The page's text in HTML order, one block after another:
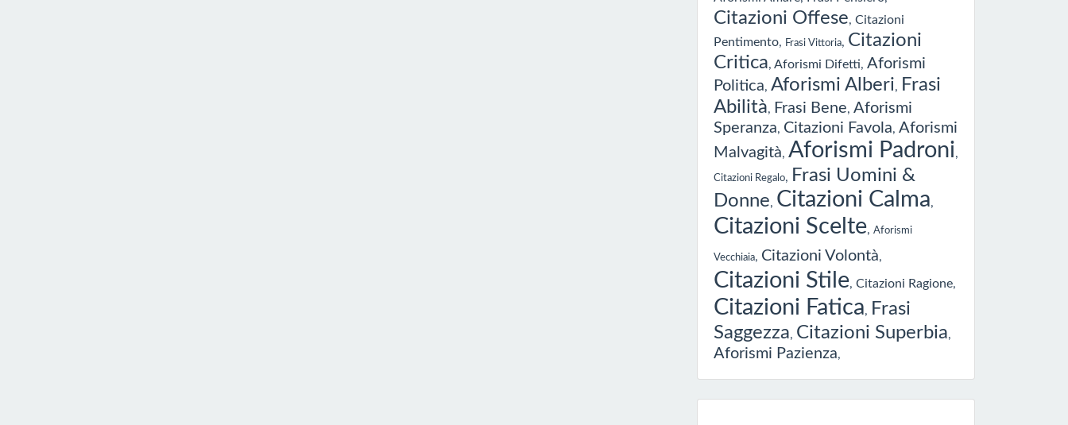
Citazioni Offese, Citazioni
Pentimento, Frasi Vittoria, Citazioni
Critica, Aforismi Difetti, Aforismi
Politica, Aforismi Alberi, Frasi
Abilità, Frasi Bene, Aforismi
Speranza, Citazioni Favola, Aforismi
Malvagità, Aforismi Padroni,
Citazioni Regalo, Frasi Uomini &
Donne, Citazioni Calma,
Citazioni Scelte, Aforismi
Vecchiaia, Citazioni Volontà,
Citazioni Stile, Citazioni Ragione,
Citazioni Fatica, Frasi
Saggezza, Citazioni Superbia,
Aforismi Pazienza,